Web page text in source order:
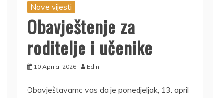
Nove vijesti
Obavještenje za
roditelje i učenike
10 Aprila, 2026 Edin
Obavještavamo vas da je ponedjeljak, 13. april